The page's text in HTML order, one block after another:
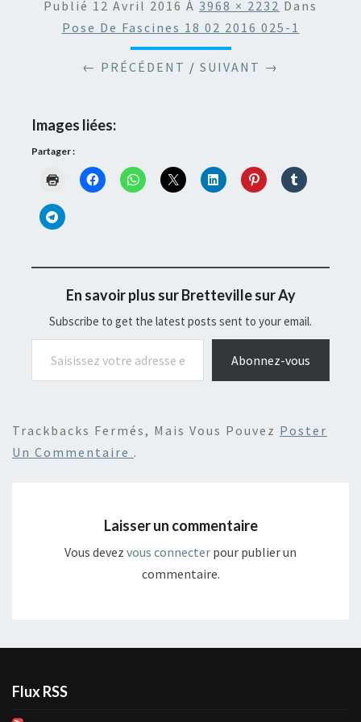
Publié 12 Avril 2016 À 3968 × 2232 Dans
Pose De Fascines 18 02 2016 025-1
← PRÉCÉDENT / SUIVANT →
Images liées:
Partager :
En savoir plus sur Bretteville sur Ay
Subscribe to get the latest posts sent to your email.
Saisissez votre adresse e-mail…
Abonnez-vous
Trackbacks Fermés, Mais Vous Pouvez Poster
Un Commentaire .
Laisser un commentaire
Vous devez vous connecter pour publier un
commentaire.
Flux RSS